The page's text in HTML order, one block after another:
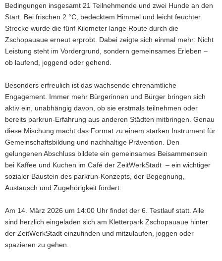
Bedingungen insgesamt 21 Teilnehmende und zwei Hunde an den
Start. Bei frischen 2 °C, bedecktem Himmel und leicht feuchter
Strecke wurde die fünf Kilometer lange Route durch die
Zschopauaue erneut erprobt. Dabei zeigte sich einmal mehr: Nicht
Leistung steht im Vordergrund, sondern gemeinsames Erleben –
ob laufend, joggend oder gehend.
Besonders erfreulich ist das wachsende ehrenamtliche
Engagement. Immer mehr Bürgerinnen und Bürger bringen sich
aktiv ein, unabhängig davon, ob sie erstmals teilnehmen oder
bereits parkrun-Erfahrung aus anderen Städten mitbringen. Genau
diese Mischung macht das Format zu einem starken Instrument für
Gemeinschaftsbildung und nachhaltige Prävention. Den
gelungenen Abschluss bildete ein gemeinsames Beisammensein
bei Kaffee und Kuchen im Café der ZeitWerkStadt – ein wichtiger
sozialer Baustein des parkrun-Konzepts, der Begegnung,
Austausch und Zugehörigkeit fördert.
Am 14. März 2026 um 14:00 Uhr findet der 6. Testlauf statt. Alle
sind herzlich eingeladen sich am Kletterpark Zschopauaue hinter
der ZeitWerkStadt einzufinden und mitzulaufen, joggen oder
spazieren zu gehen.